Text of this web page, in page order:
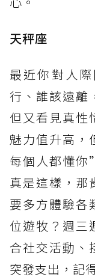
天秤座
最近你對人
行、誰該遠離
但又看見真性
魅力值升高
每個人都懂
真是這樣，那
要多方體驗各
位遊牧？週三
合社交活動、
突發支出，記